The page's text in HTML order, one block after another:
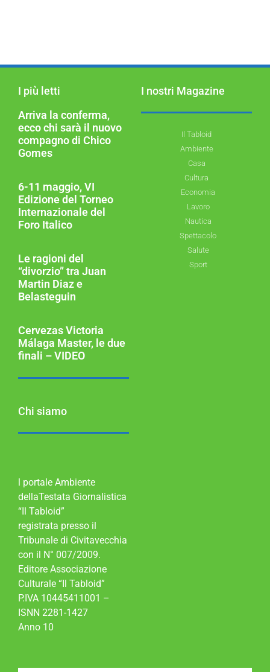
I più letti
Arriva la conferma,
ecco chi sarà il nuovo
compagno di Chico
Gomes
6-11 maggio, VI
Edizione del Torneo
Internazionale del
Foro Italico
Le ragioni del
“divorzio” tra Juan
Martin Diaz e
Belasteguin
Cervezas Victoria
Málaga Master, le due
finali – VIDEO
I nostri Magazine
Il Tabloid
Ambiente
Casa
Cultura
Economia
Lavoro
Nautica
Spettacolo
Salute
Sport
Chi siamo
l portale Ambiente
dellaTestata Giornalistica
“Il Tabloid”
registrata presso il
Tribunale di Civitavecchia
con il N° 007/2009.
Editore Associazione
Culturale “Il Tabloid”
P.IVA 10445411001 –
ISNN 2281-1427
Anno 10